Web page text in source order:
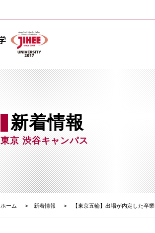
新着情報
東京 渋谷キャンパス
ホーム 新着情報 【東京五輪】出場が内定した卒